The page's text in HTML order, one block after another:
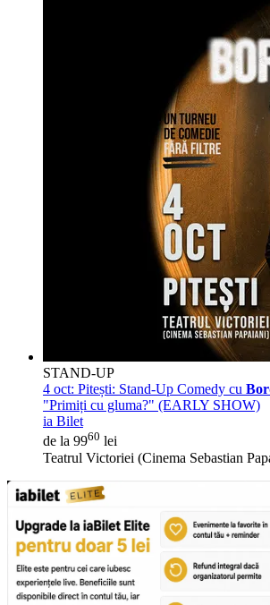
STAND-UP
4 oct: Pitești: Stand-Up Comedy cu
"Primiți cu gluma?" (EARLY SHOW)
ia Bilet
de la 9960 lei
Teatrul Victoriei (Cinema Sebastian